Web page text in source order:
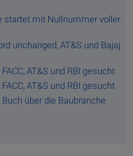
startet mit Nullnummer voller
unchanged, AT&S und Bajaj
AT&S und RBI gesucht
AT&S und RBI gesucht
über die Baubranche